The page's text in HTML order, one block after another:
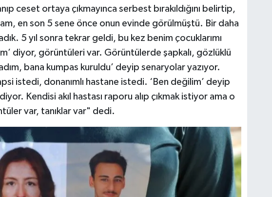
ceset ortaya çıkmayınca serbest bırakıldığını belirtip,
en son 5 sene önce onun evinde görülmüştü. Bir daha
5 yıl sonra tekrar geldi, bu kez benim çocuklarımı
diyor, görüntüleri var. Görüntülerde şapkalı, gözlüklü
bana kumpas kuruldu’ deyip senaryolar yazıyor.
istedi, donanımlı hastane istedi. ‘Ben değilim’ deyip
Kendisi akıl hastası raporu alıp çıkmak istiyor ama o
var, tanıklar var" dedi.